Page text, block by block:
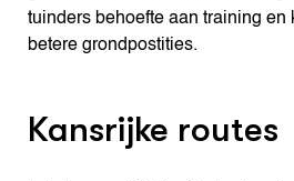
tuinders behoefte aan training
betere grondpostities.
Kansrijke routes